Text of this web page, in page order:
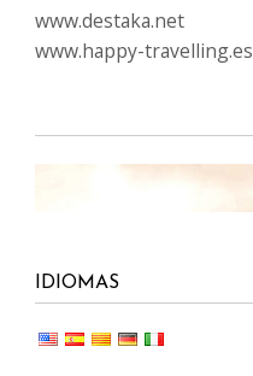
www.destaka.net
www.happy-travelling.es
IDIOMAS